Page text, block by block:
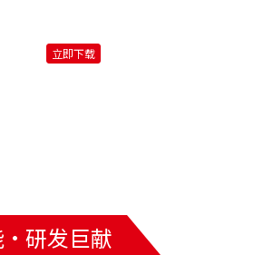
立即下载
·研发巨献